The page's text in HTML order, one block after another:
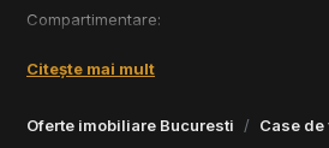
Oferte imobiliare Bucuresti Case
Compartimentare:
Parter : living bucatarie baie hol
Citește mai mult